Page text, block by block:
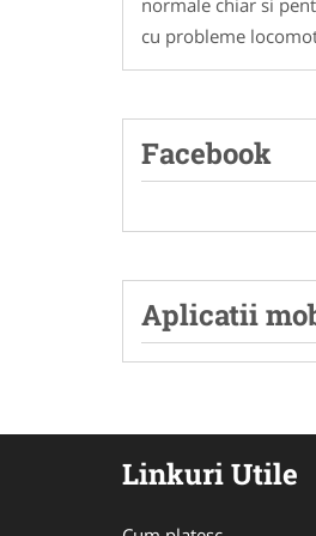
cu probleme
Facebook
Aplicatii
Linkuri Utile